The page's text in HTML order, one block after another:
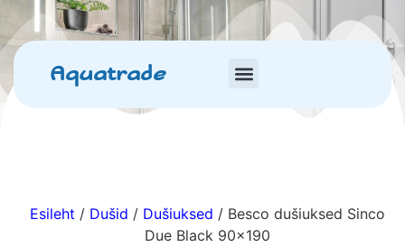
Aquatrade
Esileht / Dušid / Dušiuksed / Besco dušiuksed Sinco
Due Black 90×190